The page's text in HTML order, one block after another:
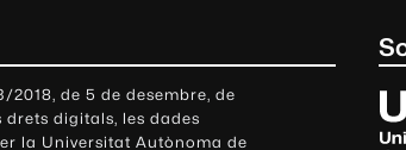
de 5 de desembre, de
digitals, les dades
la Universitat Autònoma de
U
n